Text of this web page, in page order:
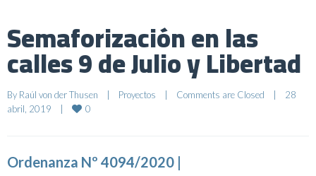
Semaforización en las
calles 9 de Julio y Libertad
By Raúl von der Thusen | Proyectos | Comments are Closed |
28
abril, 2019
| 0
Ordenanza Nº 4094/2020 |